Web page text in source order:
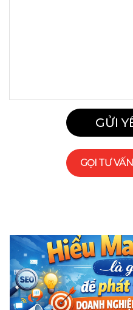
GỌI TƯ VẤN